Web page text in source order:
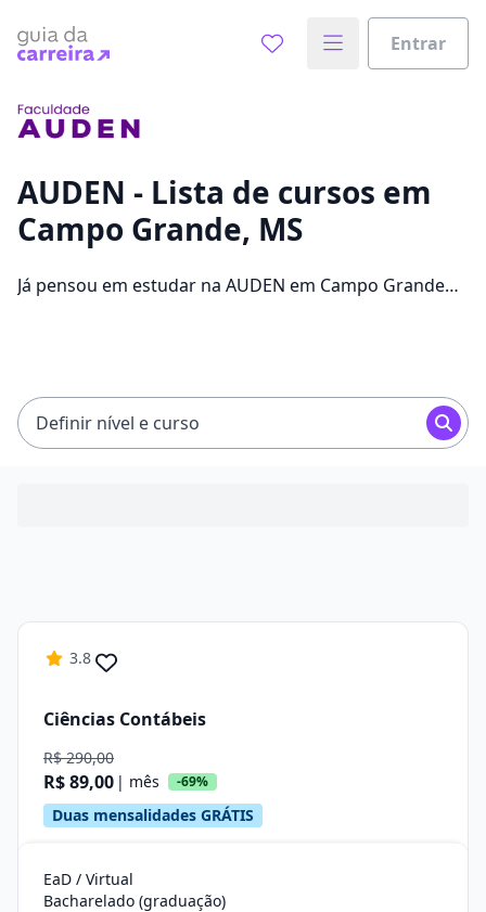
Entrar
Vamos te guiar no caminho ideal para seus estudos
Sim, já sei
AUDEN - Lista de cursos em
Campo Grande, MS
Já pensou em estudar na AUDEN em Campo Grande
Definir nível e curso
3.8
Ciências Contábeis
R$ 290,00
R$ 89,00 | mês -69%
Duas mensalidades GRÁTIS
EaD / Virtual
Bacharelado (graduação)